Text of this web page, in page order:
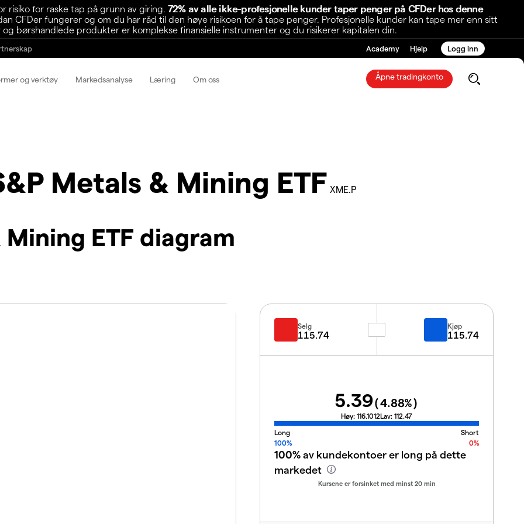
risiko for raske tap på grunn av giring.72% av alle ikke-profesjonelle kunder taper penger på CFDer hos denne
CFDer fungerer og om du har råd til den høye risikoen for å tape penger. Profesjonelle kunder kan tape mer enn sitt
børshandlede produkter er komplekse finansielle instrumenter og du risikerer kapitalen din.
Academy Hjelp Logg inn
og verktøy Markedsanalyse Læring Om oss Åpne tradingkonto
Metals & Mining ETF XME.P
Mining ETF diagram
Selg
115.74
Kjøp
115.74
5.39(4.88%)
Høy: 116.1012Lav: 112.47
Long
Short
100%
0%
100%av kundekontoer er long på dette
markedet
Kursene er forsinket med minst 20 min